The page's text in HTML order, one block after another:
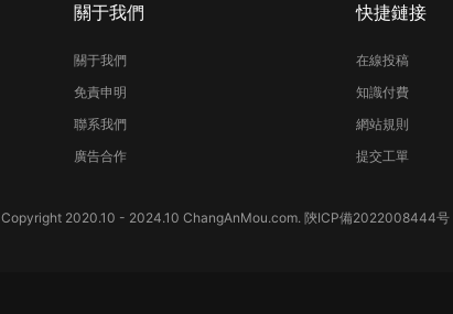
關于我們
關于我們
免責申明
聯系我們
廣告合作
快捷鏈接
在線投稿
知識付費
網站規則
提交工單
Copyright 2020.10 - 2024.10 ChangAnMou.com. 陝ICP備2022008444号